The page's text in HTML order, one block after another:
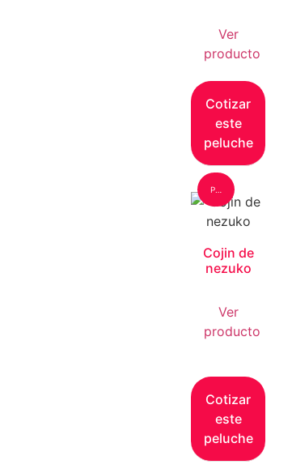
Ver
producto
Cotizar
este
peluche
Peluche: Grande
Cojin de
nezuko
Ver
producto
Cotizar
este
peluche